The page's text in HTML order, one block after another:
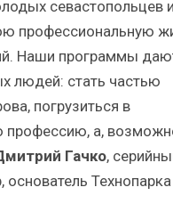
севастопольцев и
профессиональную
Наши программы
людей: стать частью
погрузиться в
профессию, а,
Гачко,
основатель